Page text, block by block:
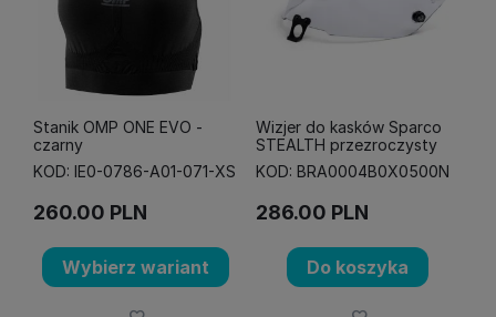
Stanik OMP ONE EVO -
czarny
KOD: IE0-0786-A01-071-XS
260.00 PLN
Wybierz wariant
Wizjer do kasków Sparco
STEALTH przezroczysty
KOD: BRA0004B0X0500N
286.00 PLN
Do koszyka